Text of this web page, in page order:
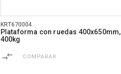
KRT670004
Plataforma con ruedas 400x650mm,
400kg
COMPARAR